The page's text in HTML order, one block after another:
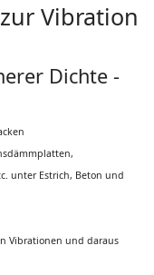
Vibration
Dichte -
unter Estrich, Beton und
Vibrationen und daraus